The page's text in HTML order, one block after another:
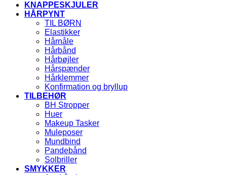
KNAPPESKJULER
HÅRPYNT
TIL BØRN
Elastikker
Hårnåle
Hårbånd
Hårbøjler
Hårspænder
Hårklemmer
Konfirmation og bryllup
TILBEHØR
BH Stropper
Huer
Makeup Tasker
Muleposer
Mundbind
Pandebånd
Solbriller
SMYKKER